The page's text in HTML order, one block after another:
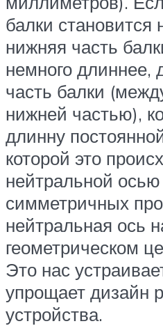
балки становится
нижняя часть
немного длиннее,
часть балки
нижней частью),
длинну
которой это
нейтральной
симметричных
нейтральная ось
геометрическом
Это нас
упрощает дизайн
устройства.